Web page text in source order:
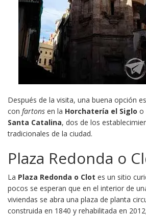
Después de la visita, una buena opción
con fartons en la Horchatería el Siglo o
Santa Catalina, dos de los
tradicionales de la ciudad.
Plaza Redonda o
La Plaza Redonda o Clot es un sitio
pocos se esperan que en el interior de
viviendas se abra una plaza de planta
construida en 1840 y rehabilitada en